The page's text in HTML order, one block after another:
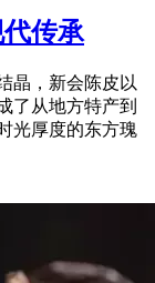
传承
晶，新会陈皮以
了从地方特产到
光厚度的东方瑰